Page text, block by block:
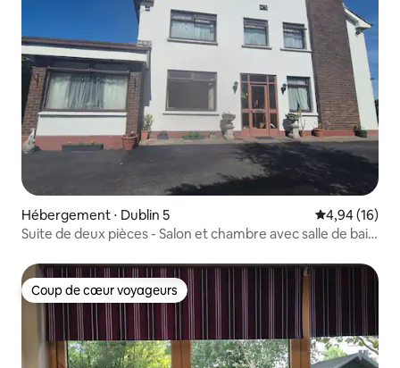
Hébergement ⋅ Dublin 5 Évaluation
4,94 (16)
Suite de deux pièces - Salon et chambre avec salle de bain
Coup de cœur voyageurs
Coup de cœur voyageurs